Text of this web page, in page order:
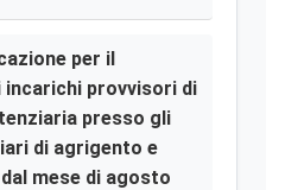
per il
provvisori di
presso gli
di agrigento e
mese di agosto